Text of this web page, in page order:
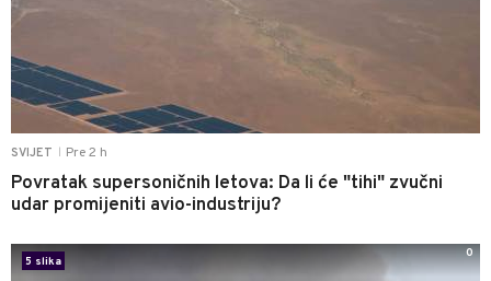
SVIJET Pre 2 h
Povratak supersoničnih letova: Da li će "tihi" zvučni
udar promijeniti avio-industriju?
5 slika
0